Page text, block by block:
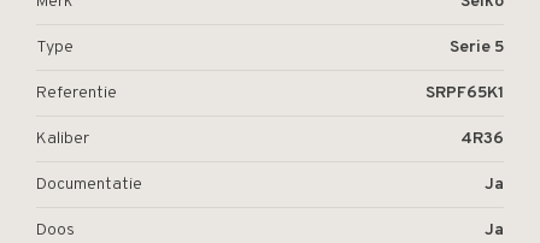
Type Serie 5
Referentie SRPF65K1
Kaliber 4R36
Documentatie Ja
Doos Ja